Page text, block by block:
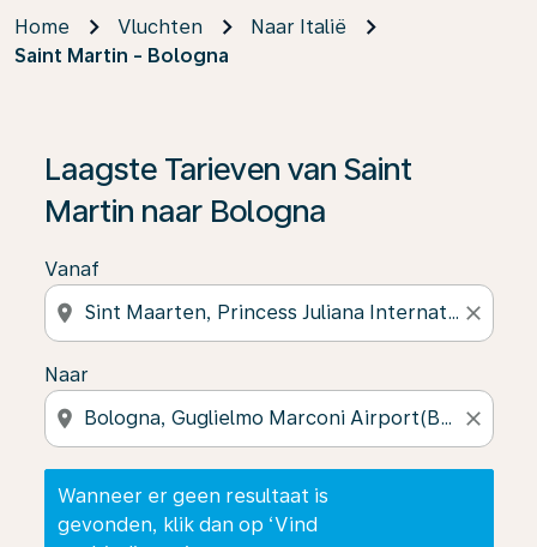
Home Vluchten
Naar Italië
Saint Martin - Bologna
Laagste Tarieven van Saint
Martin naar Bologna
Vanaf
location_on close
Naar
location_on close
Wanneer er geen resultaat is
gevonden, klik dan op ‘Vind
Wanneer er geen resultaat is gevonden, klik dan op